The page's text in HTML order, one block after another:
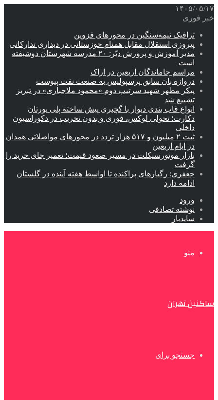
۱۴۰۵/۰۵/۱۷
خبر فوری
ترافیک نیمه‌سنگین در محورهای قزوین
پیروزی استقلال مقابل همنام خوزستانی در دیداری تدارکاتی
مدیر آموزش و پرورش دیّر: ۲۰ مدرسه شهرستان دوشیفته
است
مراسم جاماندگان اربعین در اراک
دروازه بان سابق پرسپولیس به صنعت نفت پیوست
پیکر مطهر شهید سرتیپ دوم «محمود ملاجباری» در تبریز
تشییع شد
انواع قاب بندی دیوار با گچبری پیش ساخته پلی یورتان
دکارت؛ تحولی لوکس، فوری و بدون تخریب در دکوراسیون
داخلی
ثبت ۲ میلیون و ۵۱۷ هزار تردد در محورهای مواصلاتی همدان
در ایام اربعین
بازار موتورسیکلت در مسیر صعود قیمت؛ تعمیر جای خرید را
گرفت
جعفری: رگبارهای پراکنده تا اواسط هفته آینده در گلستان
ادامه دارد
ورود
نوشته تصادفی
سایدبار
منو
ساکنین تهران
جستجو برای